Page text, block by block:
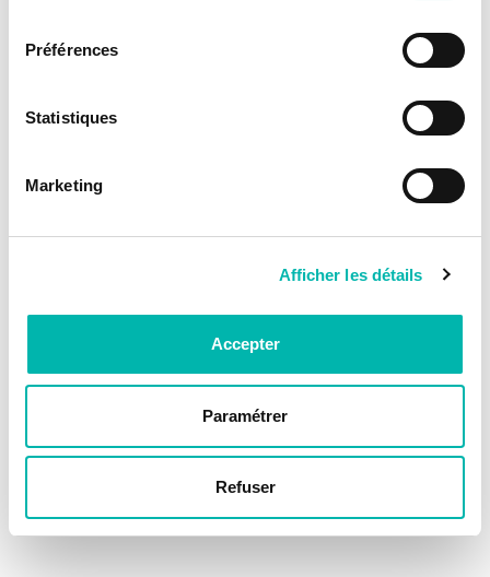
Préférences
Statistiques
Marketing
Afficher les détails
Accepter
Paramétrer
Refuser